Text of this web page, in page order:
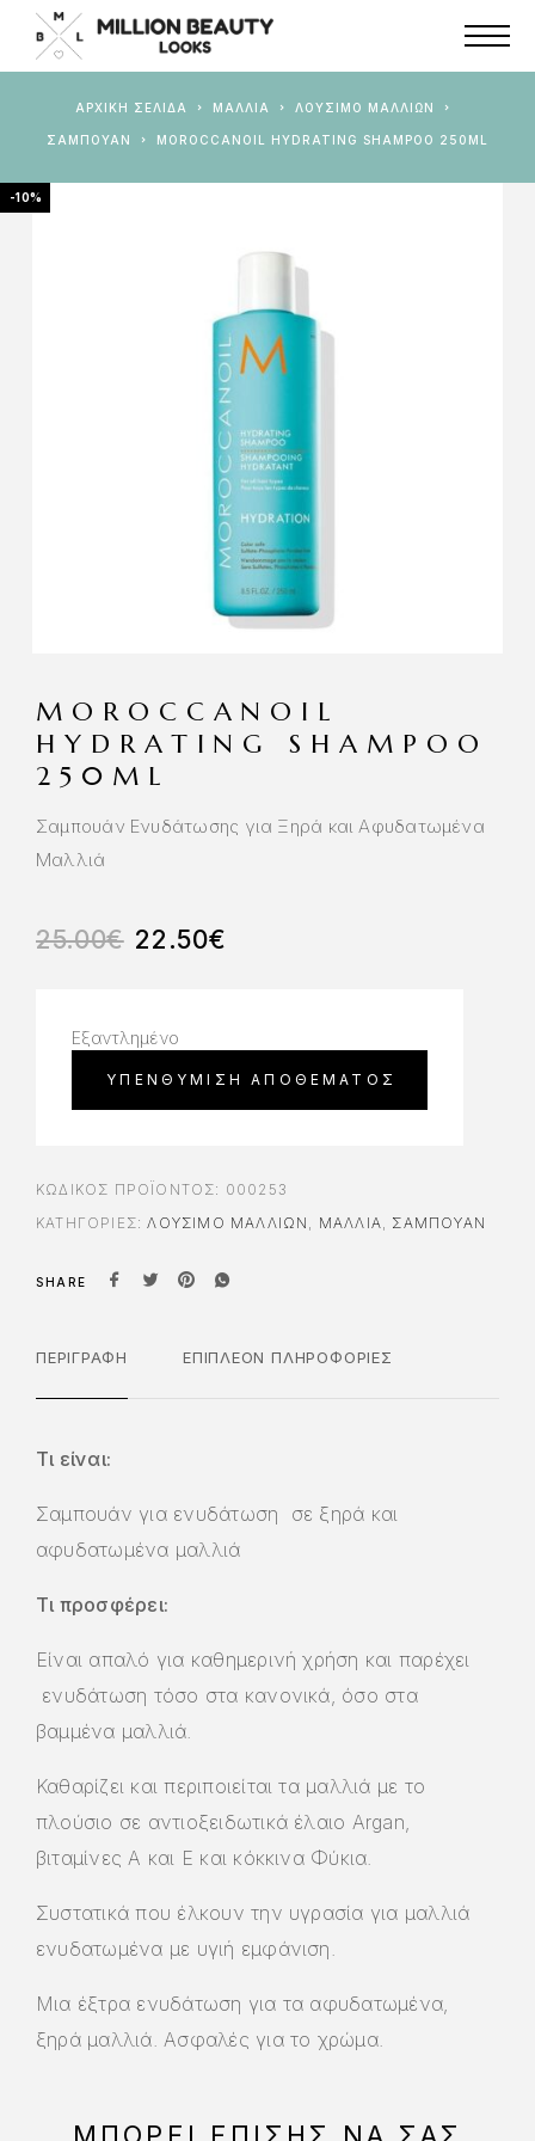
ΑΡΧΙΚΉ ΣΕΛΊΔΑ ΜΑΛΛΙΑ ΛΟΎΣΙΜΟ ΜΑΛΛΙΏΝ
ΣΑΜΠΟΥΆΝ MOROCCANOIL HYDRATING SHAMPOO 250ML
-10%
MOROCCANOIL
HYDRATING SHAMPOO
250ML
Σαμπουάν Ενυδάτωσης για Ξηρά και Αφυδατωμένα
Μαλλιά
25.00€ 22.50€
Εξαντλημένο
ΚΩΔΙΚΌΣ ΠΡΟΪΌΝΤΟΣ: 000253
ΚΑΤΗΓΟΡΊΕΣ:ΛΟΎΣΙΜΟ ΜΑΛΛΙΏΝ , ΜΑΛΛΙΑ, ΣΑΜΠΟΥΆΝ
SHARE
ΠΕΡΙΓΡΑΦΉ ΕΠΙΠΛΈΟΝ ΠΛΗΡΟΦΟΡΊΕΣ
Τι είναι:
Σαμπουάν για ενυδάτωση σε ξηρά και
αφυδατωμένα μαλλιά
Τι προσφέρει:
Είναι απαλό για καθημερινή χρήση και παρέχει
ενυδάτωση τόσο στα κανονικά, όσο στα
βαμμένα μαλλιά.
Καθαρίζει και περιποιείται τα μαλλιά με το
πλούσιο σε αντιοξειδωτικά έλαιο Argan,
βιταμίνες Α και Ε και κόκκινα Φύκια.
Συστατικά που έλκουν την υγρασία για μαλλιά
ενυδατωμένα με υγιή εμφάνιση.
Μια έξτρα ενυδάτωση για τα αφυδατωμένα,
ξηρά μαλλιά. Ασφαλές για το χρώμα.